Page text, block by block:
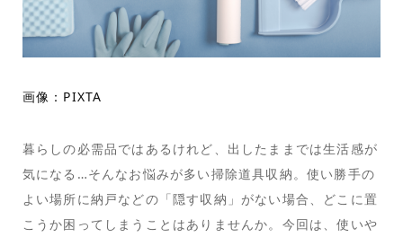
画像：PIXTA
暮らしの必需品ではあるけれど、出したままでは生活感が
気になる…そんなお悩みが多い掃除道具収納。使い勝手の
よい場所に納戸などの「隠す収納」がない場合、どこに置
こうか困ってしまうことはありませんか。今回は、使いや